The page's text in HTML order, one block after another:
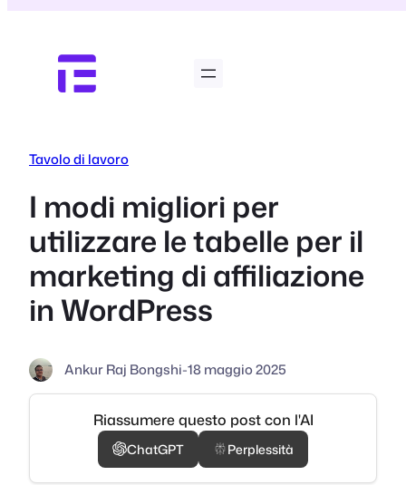
contenuto
Tavolo di lavoro
I modi migliori per
utilizzare le tabelle per il
marketing di affiliazione
in WordPress
Ankur Raj Bongshi-18 maggio 2025
Riassumere questo post con l'AI
ChatGPT Perplessità